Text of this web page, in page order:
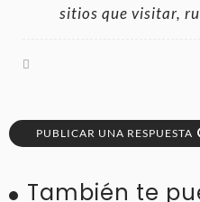
sitios que visitar,
PUBLICAR UNA RESPUESTA
También te